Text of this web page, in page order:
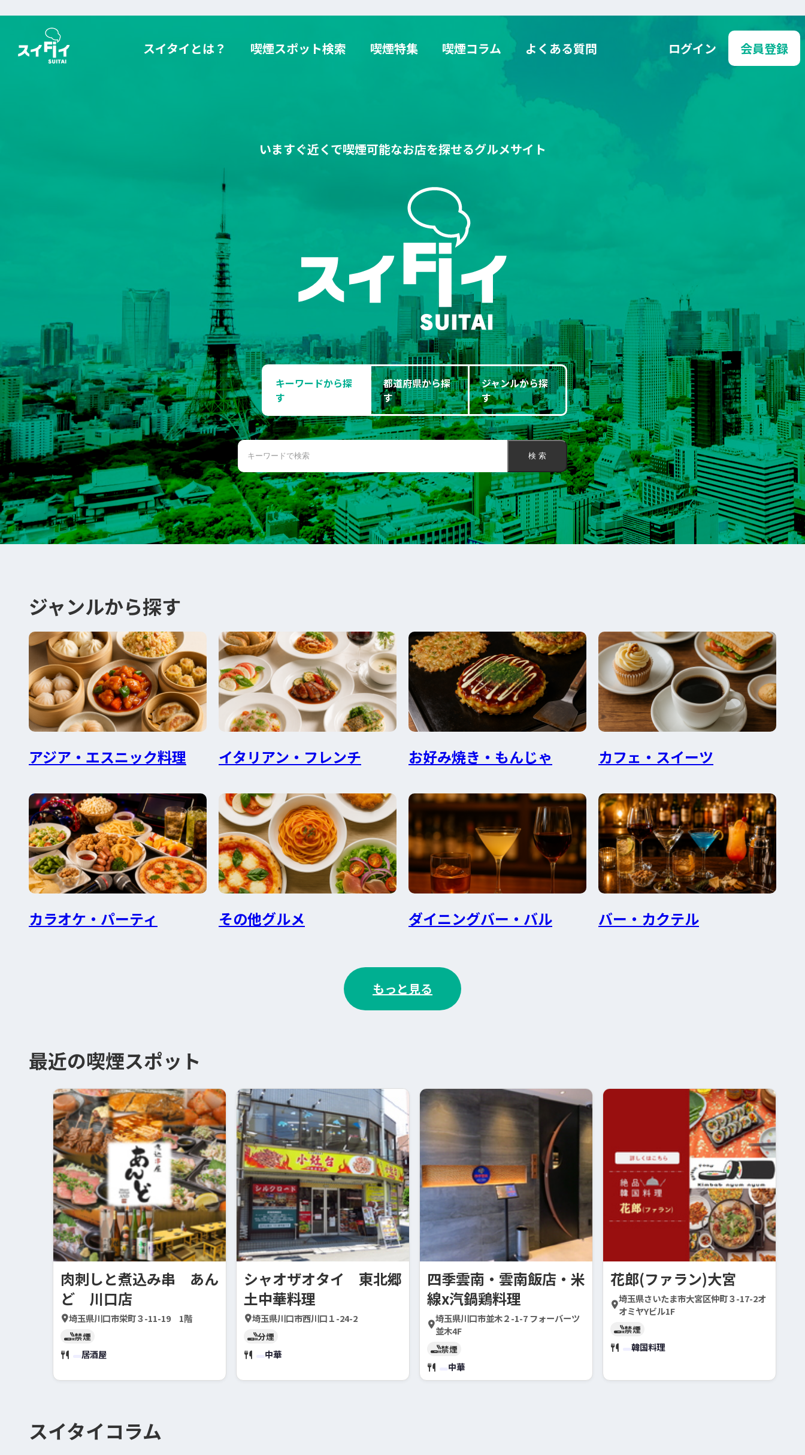
全国の喫煙可能な飲食店・喫煙所検索 SUITAI
スイタイとは？ 喫煙スポット検索 喫煙特集 喫煙コラム よくある質問 ログイン 会員登録
いますぐ近くで喫煙可能なお店を探せるグルメサイト
キーワードから探
す
都道府県から探
す
ジャンルから探
す
検 索
ジャンルから探す
アジア・エスニック料理 イタリアン・フレンチ お好み焼き・もんじゃ カフェ・スイーツ
カラオケ・パーティ その他グルメ ダイニングバー・バル バー・カクテル
もっと見る
最近の喫煙スポット
肉刺しと煮込み串 あん
ど 川口店
埼玉県川口市栄町３-11-19 1階
禁煙
居酒屋
シャオザオタイ 東北郷
土中華料理
埼玉県川口市西川口１-24-2
分煙
中華
四季雲南・雲南飯店・米
線x汽鍋鶏料理
埼玉県川口市並木２-1-7 フォーバーツ
並木4F
禁煙
中華
花郎(ファラン)大宮
埼玉県さいたま市大宮区仲町３-17-2オ
オミヤYビル1F
禁煙
韓国料理
スイタイコラム